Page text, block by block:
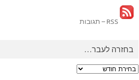
בחזרה לעבר…
בחזרה